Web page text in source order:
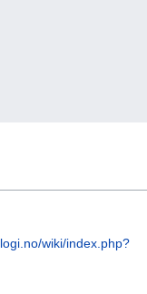
wiki/index.php?